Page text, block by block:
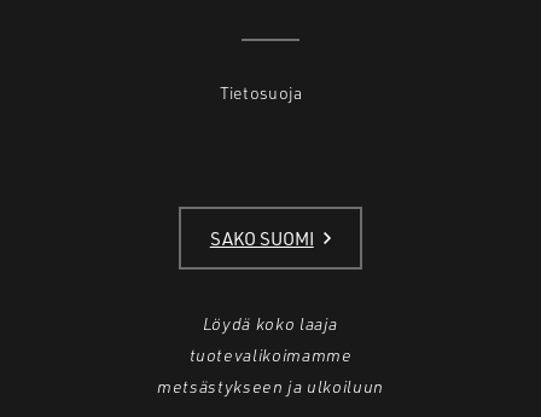
Tietosuoja
SAKO SUOMI
Löydä koko laaja
tuotevalikoimamme
metsästykseen ja ulkoiluun